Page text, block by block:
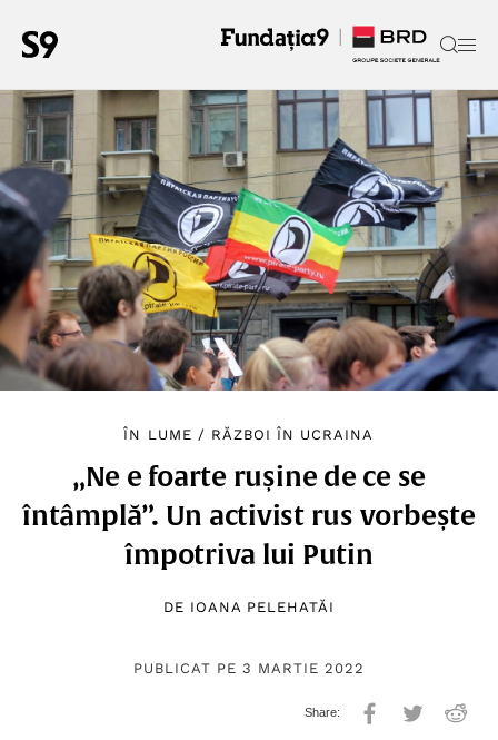
ÎN LUME / RĂZBOI ÎN UCRAINA
„Ne e foarte rușine de ce se
întâmplă”. Un activist rus vorbește
împotriva lui Putin
DE IOANA PELEHATĂI
PUBLICAT PE 3 MARTIE 2022